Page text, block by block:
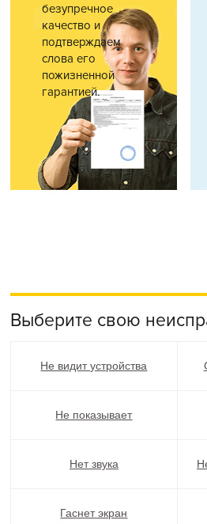
безупречное
качество и
подтверждаем
слова его
пожизненной
гарантией.
Выберите свою
Не видит устройства
Не показывает
Нет звука
Гаснет экран